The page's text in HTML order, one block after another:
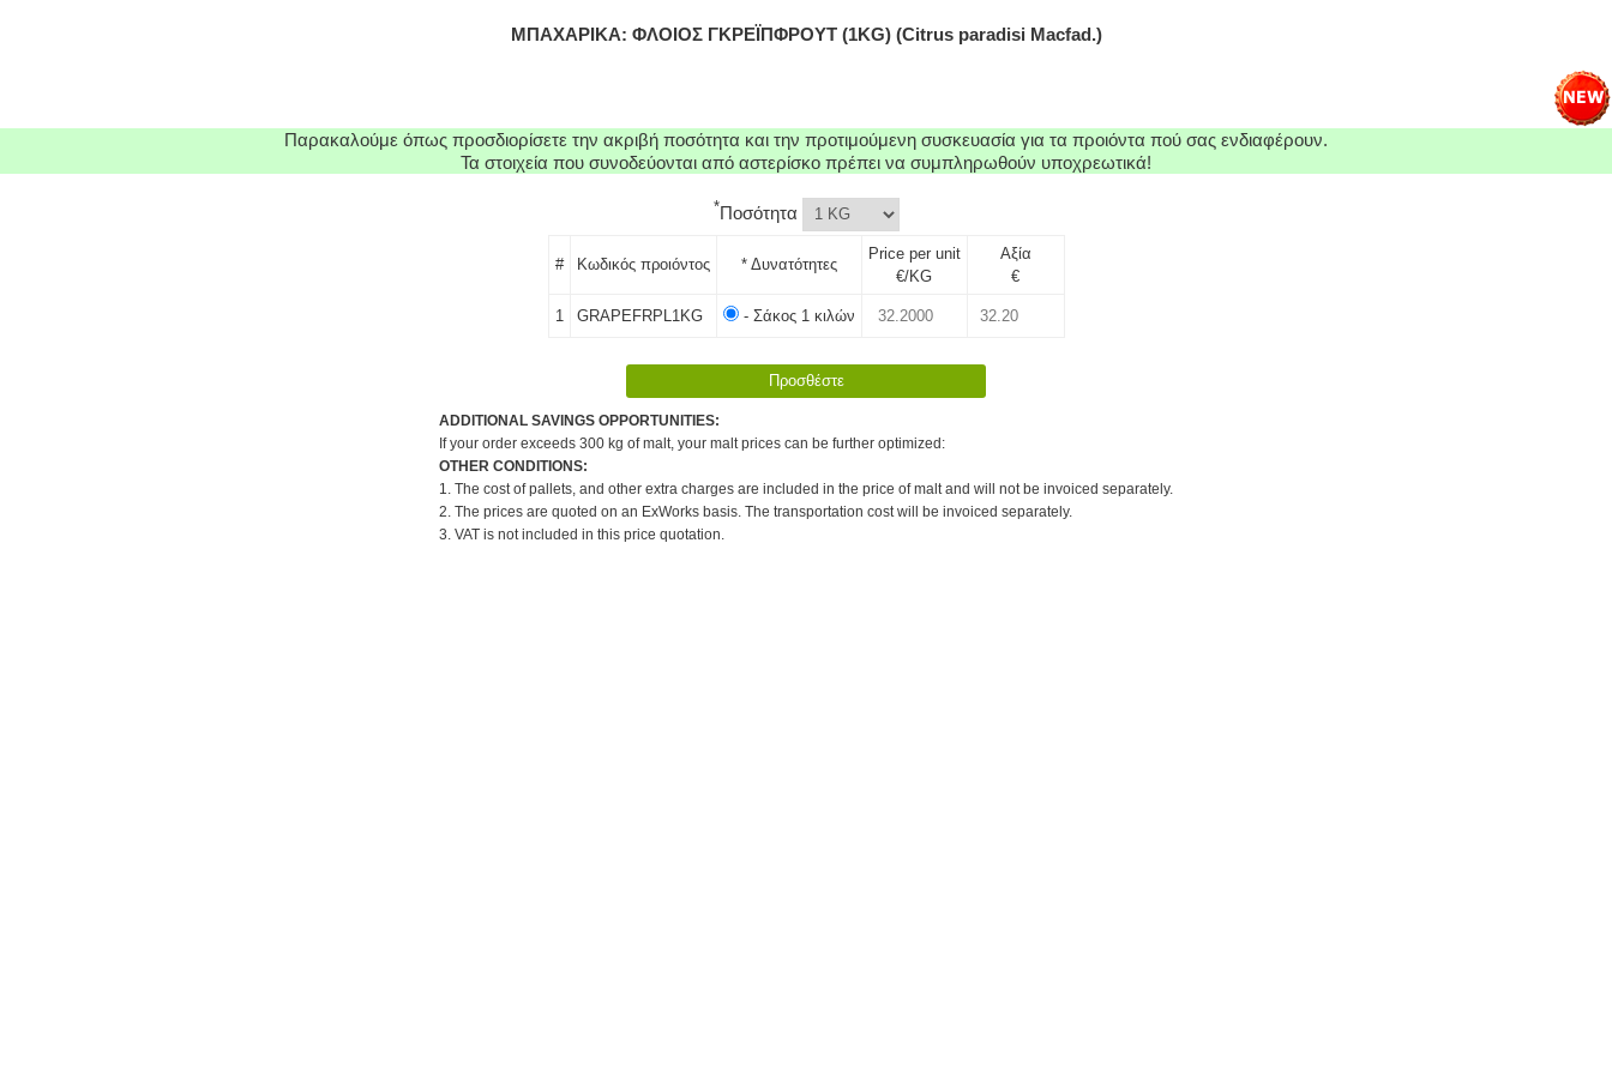
ΜΠΑΧΑΡΙΚΑ: ΦΛΟΙΟΣ ΓΚΡΕΪΠΦΡΟΥΤ (1KG) (Citrus paradisi Macfad.)
Παρακαλούμε όπως προσδιορίσετε την ακριβή ποσότητα και την προτιμούμενη συσκευασία για τα προιόντα πού σας ενδιαφέρουν.
Τα στοιχεία που συνοδεύονται από αστερίσκο πρέπει να συμπληρωθούν υποχρεωτικά!
*Ποσότητα
# Κωδικός προιόντος * Δυνατότητες
Price per unit
€/KG
Αξία
€
1 GRAPEFRPL1KG - Σάκος 1 κιλών
ADDITIONAL SAVINGS OPPORTUNITIES:
If your order exceeds 300 kg of malt, your malt prices can be further optimized:
OTHER CONDITIONS:
1. The cost of pallets, and other extra charges are included in the price of malt and will not be invoiced separately.
2. The prices are quoted on an ExWorks basis. The transportation cost will be invoiced separately.
3. VAT is not included in this price quotation.